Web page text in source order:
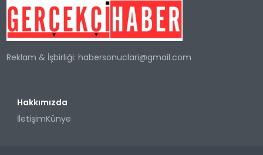
SPOR
TEKNOLOJI
YAŞAM
Reklam & İşbirliği:habersonuclari@gmail.com
Hakkımızda
İletişimKünye